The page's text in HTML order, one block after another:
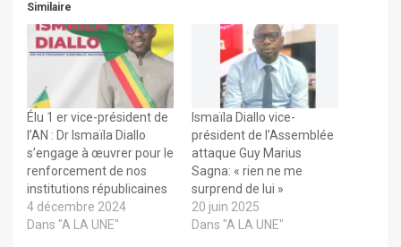
Similaire
Élu 1 er vice-président de
l’AN : Dr Ismaïla Diallo
s’engage à œuvrer pour le
renforcement de nos
institutions républicaines
4 décembre 2024
Dans "A LA UNE"
Ismaïla Diallo vice-
président de l’Assemblée
attaque Guy Marius
Sagna: « rien ne me
surprend de lui »
20 juin 2025
Dans "A LA UNE"